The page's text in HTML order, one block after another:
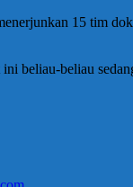
15 tim
beliau-beliau